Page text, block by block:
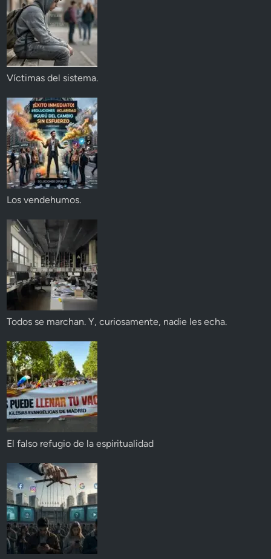
Víctimas del sistema.
Los vendehumos.
Todos se marchan. Y, curiosamente, nadie les echa.
El falso refugio de la espiritualidad